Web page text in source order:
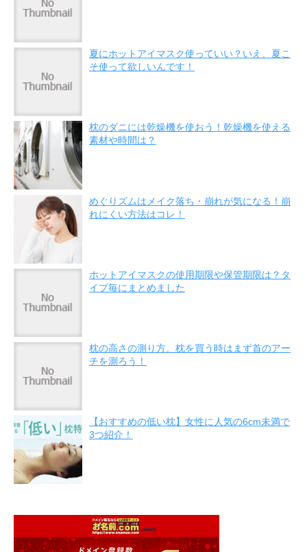
夏にホットアイマスク使っていい？いえ、夏こ
そ使って欲しいんです！
枕のダニには乾燥機を使おう！乾燥機を使える
素材や時間は？
めぐりズムはメイク落ち・崩れが気になる！崩
れにくい方法はコレ！
ホットアイマスクの使用期限や保管期限は？タ
イプ毎にまとめました
枕の高さの測り方。枕を買う時はまず首のアー
チを測ろう！
【おすすめの低い枕】女性に人気の6cm未満で
3つ紹介！